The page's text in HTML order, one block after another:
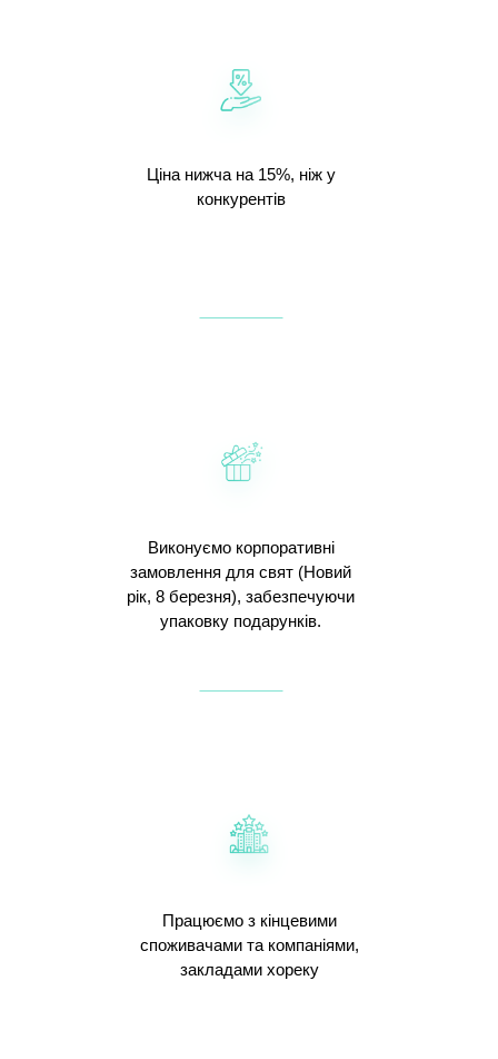
Ціна нижча на 15%, ніж у
конкурентів
Виконуємо корпоративні
замовлення для свят (Новий
рік, 8 березня), забезпечуючи
упаковку подарунків.
Працюємо з кінцевими
споживачами та компаніями,
закладами хореку